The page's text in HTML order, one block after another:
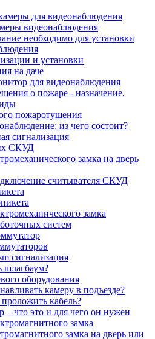
для видеонаблюдения
видеонаблюдения
необходимо для установки
и установки
на даче
для видеонаблюдения
о пожаре - назначение,
пожаротушения
из чего состоит?
сигнализация
СКУД
замка на дверь
считывателя СКУД
замка
систем
сигнализация
шлагбаум?
оборудования
камеру в подъезде?
кабель?
– что это и для чего он нужен
замка
замка на дверь или